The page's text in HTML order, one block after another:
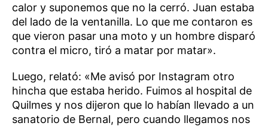
calor y suponemos que no la cerró. Juan estaba
del lado de la ventanilla. Lo que me contaron es
que vieron pasar una moto y un hombre disparó
contra el micro, tiró a matar por matar».
Luego, relató: «Me avisó por Instagram otro
hincha que estaba herido. Fuimos al hospital de
Quilmes y nos dijeron que lo habían llevado a un
sanatorio de Bernal, pero cuando llegamos nos